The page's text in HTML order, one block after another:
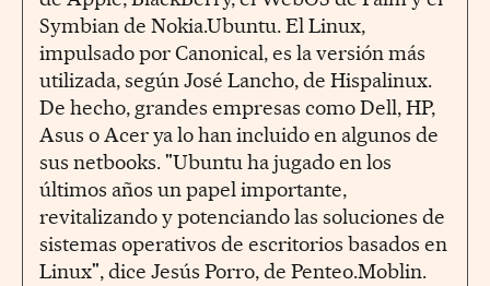
Symbian de Nokia.Ubuntu. El Linux,
impulsado por Canonical, es la versión más
utilizada, según José Lancho, de Hispalinux.
De hecho, grandes empresas como Dell, HP,
Asus o Acer ya lo han incluido en algunos de
sus netbooks. "Ubuntu ha jugado en los
últimos años un papel importante,
revitalizando y potenciando las soluciones de
sistemas operativos de escritorios basados en
Linux", dice Jesús Porro, de Penteo.Moblin.